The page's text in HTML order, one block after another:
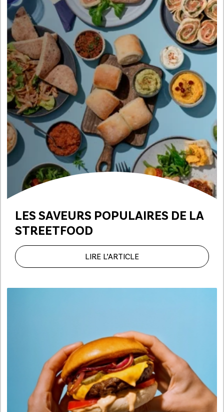
LES SAVEURS POPULAIRES DE LA
STREETFOOD
LIRE L’ARTICLE